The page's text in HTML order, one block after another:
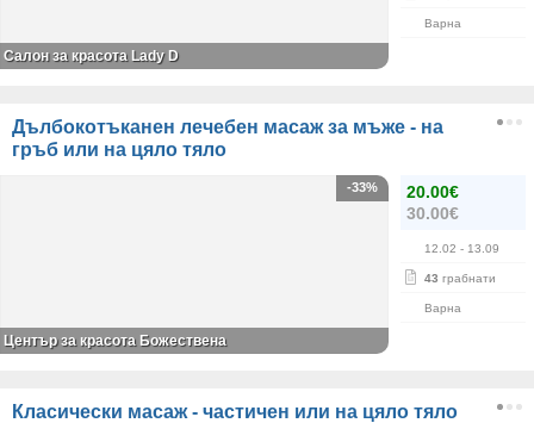
Варна
Салон за красота Lady D
Дълбокотъканен лечебен масаж за мъже - на
гръб или на цяло тяло
20.00€
30.00€
12.02 - 13.09
43 грабнати
Варна
-33%
Център за красота Божествена
Класически масаж - частичен или на цяло тяло